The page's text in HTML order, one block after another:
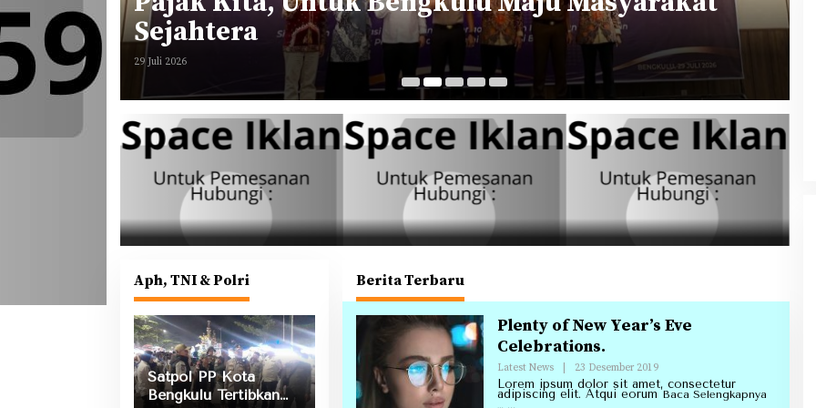
Sejahtera
29 Juli 2026
Aph, TNI & Polri
Satpol PP Kota
Bengkulu Tertibkan
Berita Terbaru
Annirell.Com
Plenty of New Year’s Eve
Celebrations.
Latest News 23 Desember 2019Oleh
Redaksi
Annirell.Com
Lorem ipsum dolor sit amet, consectetur
adipiscing elit. Atqui eorumBaca Selengkapnya
…
Ke Tanah Suci Biar Fokus Ibadah,
Urusan Koneksi Pakai Tri Ibadah